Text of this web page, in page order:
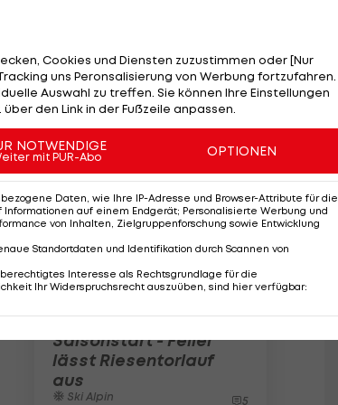
Riesentorlauf
Ski Alpin 7
enttäuschendem
Saisonstart - Feller
lässt Riesentorlauf
aus
Ski Alpin 5
Cookies und Diensten zuzustimmen oder [Nur
uns Peronsalisierung von Werbung fortzufahren.
Auswahl zu treffen. Sie können Ihre Einstellungen
den Link in der Fußzeile anpassen.
NOTWENDIGE
mit PUR-Abo OPTIONEN
Daten, wie Ihre IP-Adresse und Browser-Attribute für die
Informationen auf einem Endgerät; Personalisierte Werbung und
von Inhalten, Zielgruppenforschung sowie Entwicklung
Standortdaten und Identifikation durch Scannen von
Interesse als Rechtsgrundlage für die
Ihr Widerspruchsrecht auszuüben, sind hier verfügbar: